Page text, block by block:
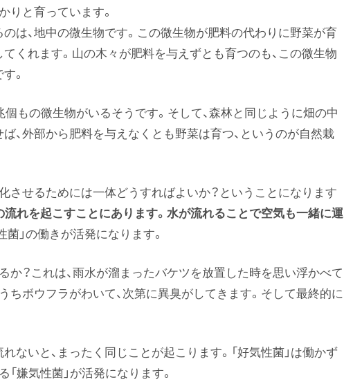
りと育っています。
は、地中の微生物です。この微生物が肥料の代わりに野菜が育
くれます。山の木々が肥料を与えずとも育つのも、この微生物
。
個もの微生物がいるそうです。そして、森林と同じように畑の中
、外部から肥料を与えなくとも野菜は育つ、というのが自然栽
させるためには一体どうすればよいか？ということになります
れを起こすことにあります。水が流れることで空気も一緒に運
菌」の働きが活発になります。
か？これは、雨水が溜まったバケツを放置した時を思い浮かべて
ちボウフラがわいて、次第に異臭がしてきます。そして最終的に
ないと、まったく同じことが起こります。「好気性菌」は働かず
「嫌気性菌」が活発になります。